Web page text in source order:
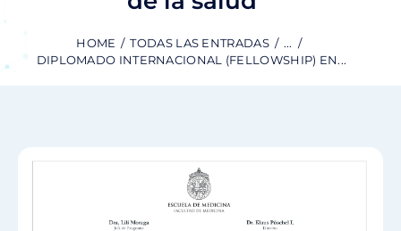
HOME TODAS LAS ENTRADAS
...
DIPLOMADO INTERNACIONAL (FELLOWSHIP) EN...